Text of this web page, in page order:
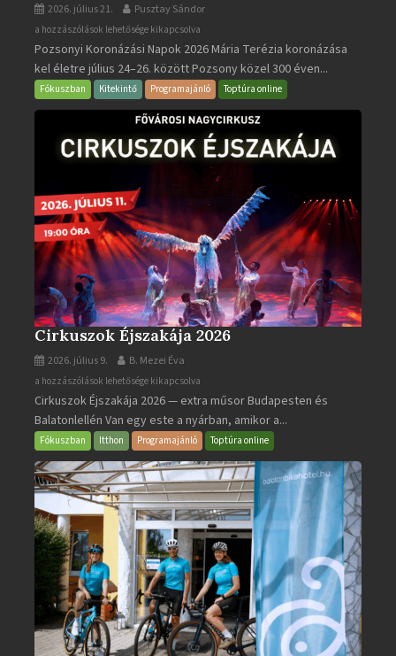
2026. július 21. Pusztay Sándor
Pozsonyi
Koronázási
Napok
bejegyzéshez
a hozzászólások lehetősége kikapcsolva
Pozsonyi Koronázási Napok 2026 Mária Terézia koronázása
kel életre július 24–26. között Pozsony közel 300 éven...
Fókuszban Kitekintő Programajánló Toptúra online
Cirkuszok Éjszakája 2026
2026. július 9. B. Mezei Éva
Cirkuszok
Éjszakája
2026
bejegyzéshez
a hozzászólások lehetősége kikapcsolva
Cirkuszok Éjszakája 2026 — extra műsor Budapesten és
Balatonlellén Van egy este a nyárban, amikor a...
Fókuszban Itthon Programajánló Toptúra online